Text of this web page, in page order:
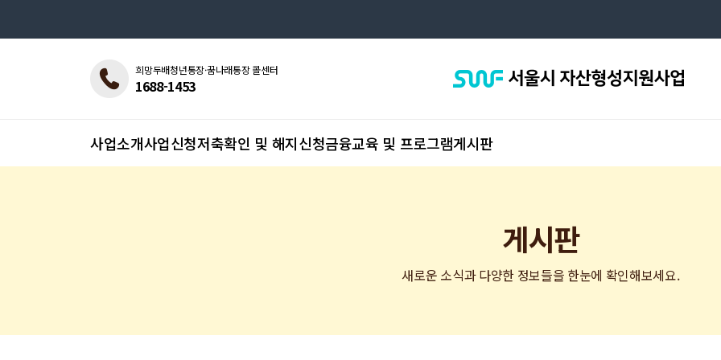
희망두배청년통장·꿈나래통장 콜센터
1688-1453
서
울
성
사업소개사업신청저축확인 및 해지신청금융교육 및 프로그램게시판
게시판
새로운 소식과 다양한 정보들을 한눈에 확인해보세요.